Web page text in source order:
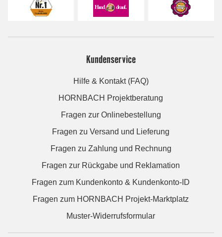
Kundenservice
Hilfe & Kontakt (FAQ)
HORNBACH Projektberatung
Fragen zur Onlinebestellung
Fragen zu Versand und Lieferung
Fragen zu Zahlung und Rechnung
Fragen zur Rückgabe und Reklamation
Fragen zum Kundenkonto & Kundenkonto-ID
Fragen zum HORNBACH Projekt-Marktplatz
Muster-Widerrufsformular